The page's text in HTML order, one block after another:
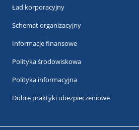
Ład korporacyjny
Schemat organizacyjny
Informacje finansowe
Polityka środowiskowa
Polityka informacyjna
Dobre praktyki ubezpieczeniowe